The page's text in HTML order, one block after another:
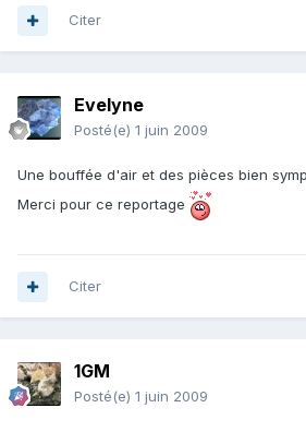
Citer
Evelyne
Posté(e) 1 juin 2009
Une bouffée d'air et des pièces bien
Merci pour ce reportage
Citer
1GM
Posté(e) 1 juin 2009